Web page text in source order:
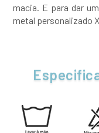
macia. E para dar
metal personalizado